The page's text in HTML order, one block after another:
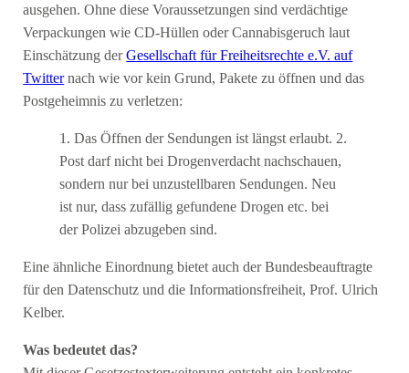
ausgehen. Ohne diese Voraussetzungen sind verdächtige
Verpackungen wie CD-Hüllen oder Cannabisgeruch laut
Einschätzung derGesellschaft für Freiheitsrechte e.V. auf
Twitternach wie vor kein Grund, Pakete zu öffnen und das
Postgeheimnis zu verletzen:
1. Das Öffnen der Sendungen ist längst erlaubt. 2.
Post darf nicht bei Drogenverdacht nachschauen,
sondern nur bei unzustellbaren Sendungen. Neu
ist nur, dass zufällig gefundene Drogen etc. bei
der Polizei abzugeben sind.
Eine ähnliche Einordnung bietet auch der Bundesbeauftragte
für den Datenschutz und die Informationsfreiheit, Prof. Ulrich
Kelber.
Was bedeutet das?